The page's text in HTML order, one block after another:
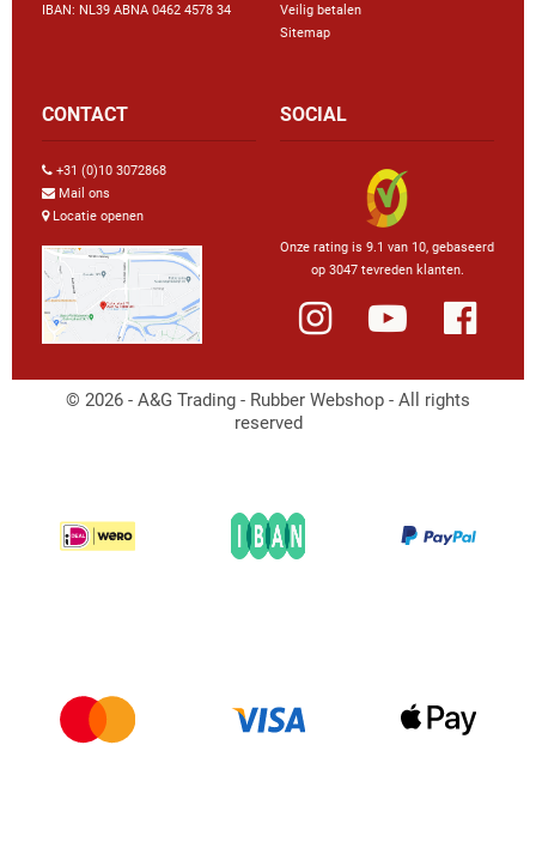
IBAN: NL39 ABNA 0462 4578 34
Veilig betalen
Sitemap
CONTACT
+31 (0)10 3072868
Mail ons
Locatie openen
SOCIAL
Onze rating is 9.1 van 10, gebaseerd
op 3047 tevreden klanten.
© 2026 - A&G Trading - Rubber Webshop - All rights
reserved